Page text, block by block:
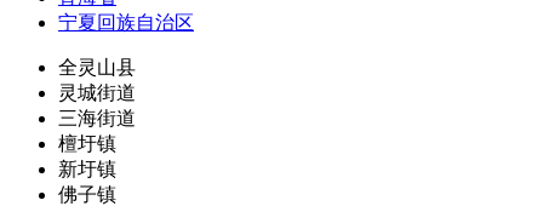
宁夏回族自治区
全灵山县
灵城街道
三海街道
檀圩镇
新圩镇
佛子镇